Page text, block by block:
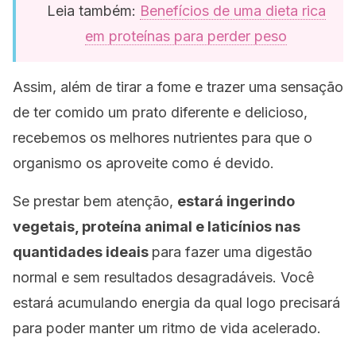
Leia também: Benefícios de uma dieta rica
em proteínas para perder peso
Assim, além de tirar a fome e trazer uma sensação
de ter comido um prato diferente e delicioso,
recebemos os melhores nutrientes para que o
organismo os aproveite como é devido.
Se prestar bem atenção, estará ingerindo
vegetais, proteína animal e laticínios nas
quantidades ideais para fazer uma digestão
normal e sem resultados desagradáveis. Você
estará acumulando energia da qual logo precisará
para poder manter um ritmo de vida acelerado.